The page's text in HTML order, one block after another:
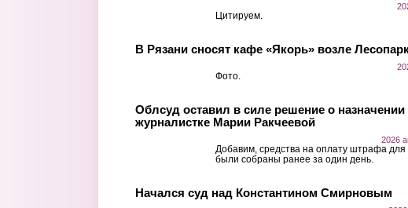
Цитируем.
В Рязани сносят кафе «Якорь» возле
Фото.
Облсуд оставил в силе решение о
журналистке Марии Ракчеевой
2026
Добавим, средства на оплату штрафа
были собраны ранее за один день.
Начался суд над Константином Смирновым